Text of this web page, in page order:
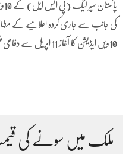
کی جانب سے جاری کردہ اعلامیے کے
10ویں ایڈیشن کا آغاز 11 اپریل سے دفاعی چیمپئین اسلام
ملک میں سونے کی